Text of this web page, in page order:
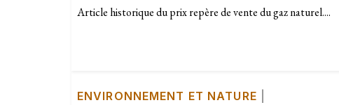
Article historique du prix repère de vente du gaz naturel....
ENVIRONNEMENT ET NATURE